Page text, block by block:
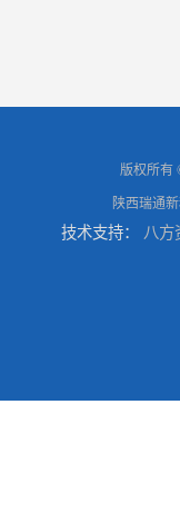
版权所有
陕西瑞通
技术支持： 八方